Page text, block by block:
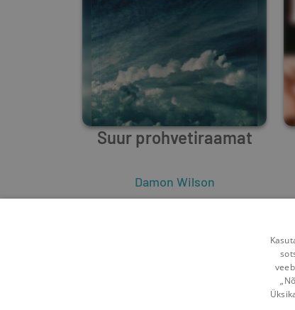
Suur prohvetiraamat
Damon Wilson